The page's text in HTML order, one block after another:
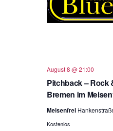
Pitchback – Rock
Bremen im
August 8 @ 21:00
Meisenfrei
Kostenlos